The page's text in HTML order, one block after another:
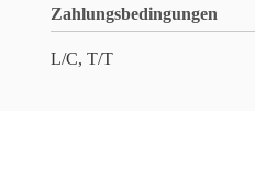
Zahlungsbedingungen
L/C, T/T